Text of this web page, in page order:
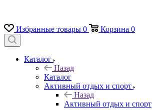
Избранные товары 0 Корзина 0
Каталог
Назад
Каталог
Активный отдых и спорт
Назад
Активный отдых и спорт